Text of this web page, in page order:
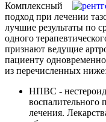
Комплексный
подход при лечении
лучшие результаты по
одного
признают ведущие
пациенту
из перечисленных ниже:
НПВС -
воспалительного
лечения.